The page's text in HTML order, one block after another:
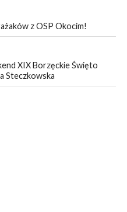
z OSP Okocim!
XIX Borzęckie Święto
Steczkowska